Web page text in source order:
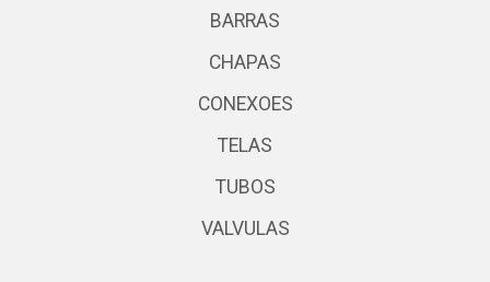
BARRAS
CHAPAS
CONEXOES
TELAS
TUBOS
VALVULAS